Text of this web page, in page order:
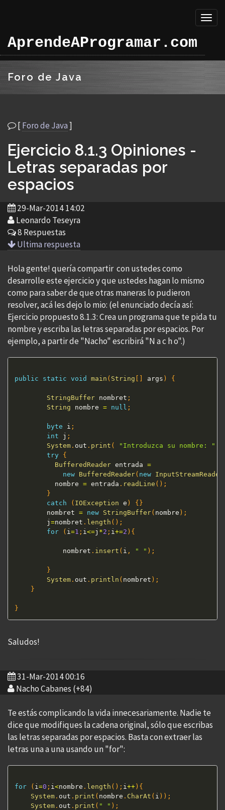
AprendeAProgramar.com
Foro de Java
[Foro de Java]
Ejercicio 8.1.3 Opiniones -
Letras separadas por
espacios
29-Mar-2014 14:02
Leonardo Teseyra
8 Respuestas
Ultima respuesta
Hola gente! quería compartir con ustedes como
desarrolle este ejercicio y que ustedes hagan lo mismo
como para saber de que otras maneras lo pudieron
resolver, acá les dejo lo mio: (el enunciado decía así:
Ejercicio propuesto 8.1.3: Crea un programa que te pida tu
nombre y escriba las letras separadas por espacios. Por
ejemplo, a partir de "Nacho" escribirá "N a c h o".)
public static void main ( String args ) {
StringBuffer nombret ;
String nombre = null ;
byte i ;
int j ;
System . out . print ( "Introduzca su nombre: "
try {
BufferedReader entrada =
new BufferedReader( new InputStreamReader
	      nombre
= entrada . readLine ( ) ;
}
catch
( IOException e ) { }
	    nombret
= new StringBuffer( nombre ) ;
	    j
=nombret . length ( ) ;
for
( i=1 ; i<=j *2 ; i+=2 ) {
	    	nombret
. insert ( i , " " ) ;
}
System . out . println ( nombret ) ;
}
}
Saludos!
31-Mar-2014 00:16
Nacho Cabanes (+84)
Te estás complicando la vida innecesariamente. Nadie te
dice que modifiques la cadena original, sólo que escribas
las letras separadas por espacios. Basta con extraer las
letras una a una usando un "for":
for ( i =0 ; i <nombre . length ( ) ; i ++) {
System . out . print ( nombre . CharAt ( i ) ) ;
System . out . print ( " " ) ;